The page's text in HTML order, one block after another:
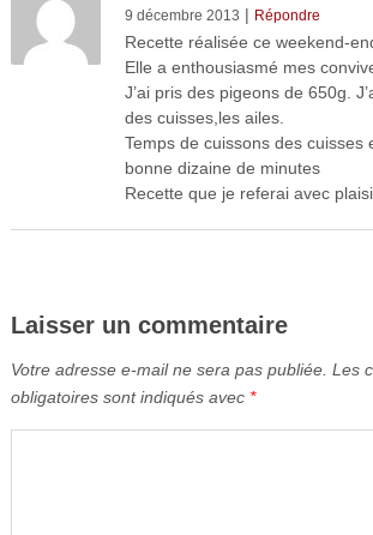
9 décembre 2013 | Répondre
Recette réalisée ce weekend-
Elle a enthousiasmé mes
J’ai pris des pigeons de 650g.
des cuisses,les ailes.
Temps de cuissons des cuisses
bonne dizaine de minutes
Recette que je referai avec
Laisser un commentaire
Votre adresse e-mail ne sera pas publiée. Les
obligatoires sont indiqués avec *